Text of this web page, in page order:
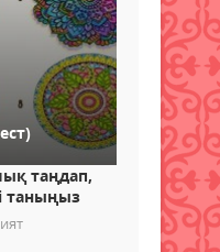
таңдап,
таныңыз